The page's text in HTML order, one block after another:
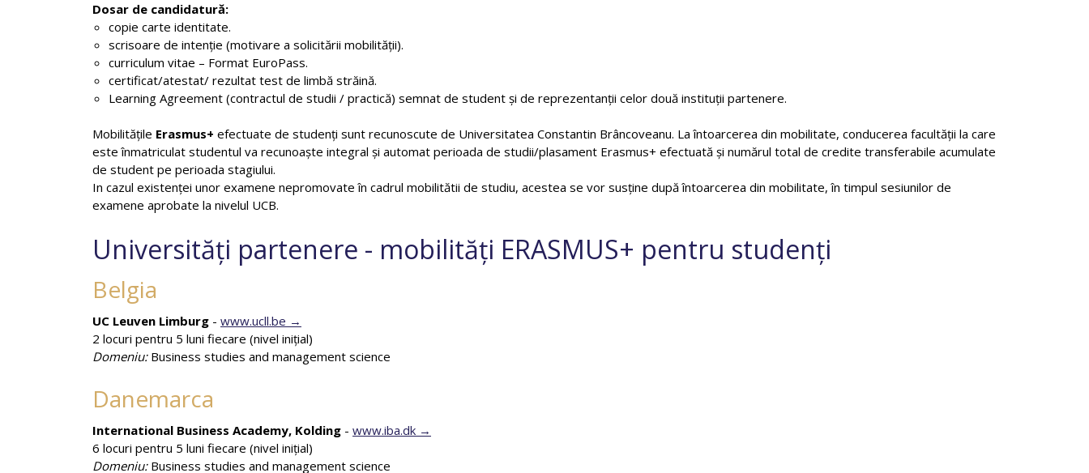
Dosar de candidatură:
copie carte identitate.
scrisoare de intenție (motivare a solicitării mobilității).
curriculum vitae – Format EuroPass.
certificat/atestat/ rezultat test de limbă străină.
Learning Agreement (contractul de studii / practică) semnat de student și de reprezentanții celor două instituții partenere.
Mobilitățile Erasmus+ efectuate de studenți sunt recunoscute de Universitatea Constantin Brâncoveanu. La întoarcerea din mobilitate, conducerea facultății la care
este înmatriculat studentul va recunoaște integral și automat perioada de studii/plasament Erasmus+ efectuată și numărul total de credite transferabile acumulate
de student pe perioada stagiului.
In cazul existenței unor examene nepromovate în cadrul mobilitătii de studiu, acestea se vor susține după întoarcerea din mobilitate, în timpul sesiunilor de
examene aprobate la nivelul UCB.
Universități partenere - mobilități ERASMUS+ pentru studenți
Belgia
UC Leuven Limburg - www.ucll.be
2 locuri pentru 5 luni fiecare (nivel iniţial)
Domeniu:Business studies and management science
Danemarca
International Business Academy, Kolding - www.iba.dk
6 locuri pentru 5 luni fiecare (nivel iniţial)
Domeniu:Business studies and management science